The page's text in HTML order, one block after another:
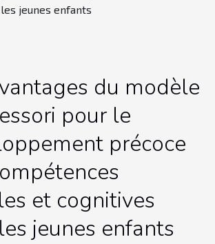
jeunes enfants
du modèle
pour le
précoce
et cognitives
jeunes enfants